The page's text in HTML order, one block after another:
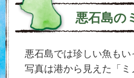
悪石島の
悪石島では珍しい魚もい
写真は港から見えた「ミ